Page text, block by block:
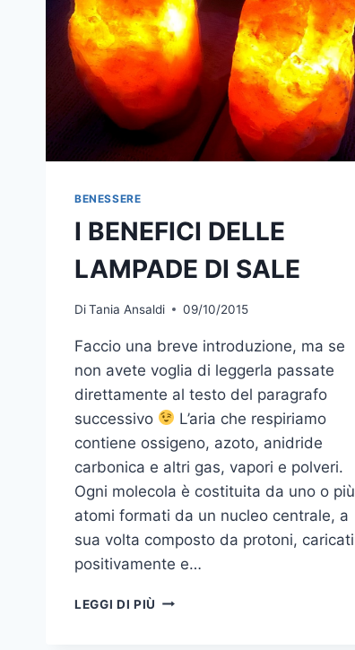
BENESSERE
I BENEFICI DELLE
LAMPADE DI SALE
DiTania Ansaldi 09/10/2015
Faccio una breve introduzione, ma se
non avete voglia di leggerla passate
direttamente al testo del paragrafo
successivo
L’aria che respiriamo
contiene ossigeno, azoto, anidride
carbonica e altri gas, vapori e polveri.
Ogni molecola è costituita da uno o più
atomi formati da un nucleo centrale, a
sua volta composto da protoni, caricati
positivamente e…
LEGGI DI PIÙ